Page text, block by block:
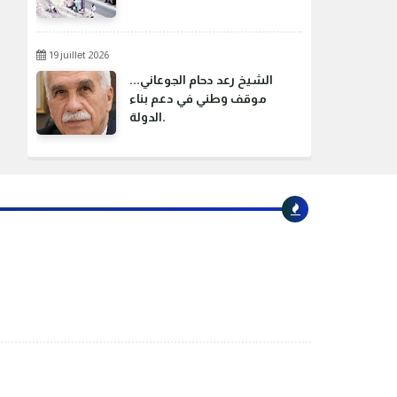
19 juillet 2026
الشيخ رعد دحام الجوعاني...
موقف وطني في دعم بناء
الدولة.